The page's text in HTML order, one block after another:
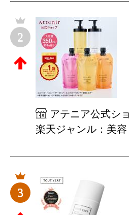
2
アテニア公式シ
楽天ジャンル：美
3